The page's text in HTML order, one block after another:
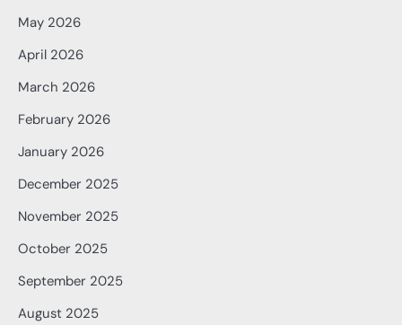
May 2026
April 2026
March 2026
February 2026
January 2026
December 2025
November 2025
October 2025
September 2025
August 2025